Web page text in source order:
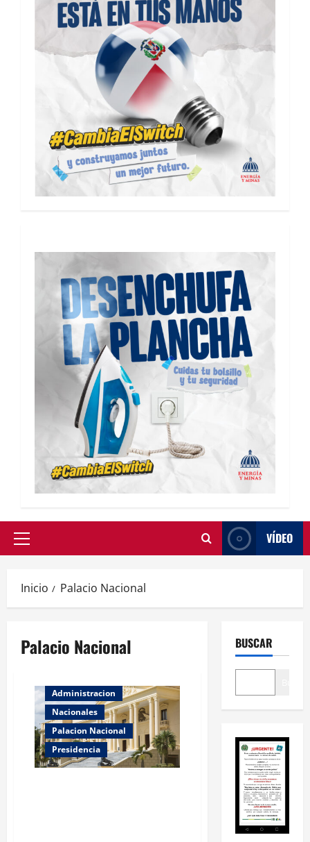
VÍDEO
Inicio Palacio Nacional
Palacio Nacional
Administracion
Nacionales
Palacion Nacional
Presidencia
BUSCAR